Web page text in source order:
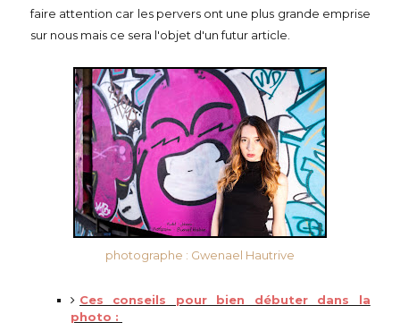
faire attention car les pervers ont une plus grande emprise
sur nous mais ce sera l'objet d'un futur article.
photographe : Gwenael Hautrive
Ces conseils pour bien débuter dans la
photo :